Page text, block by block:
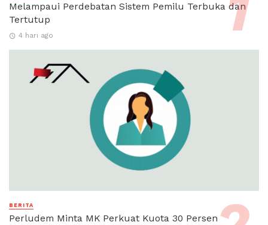
Melampaui Perdebatan Sistem Pemilu Terbuka dan
Tertutup
4 hari ago
BERITA
Perludem Minta MK Perkuat Kuota 30 Persen